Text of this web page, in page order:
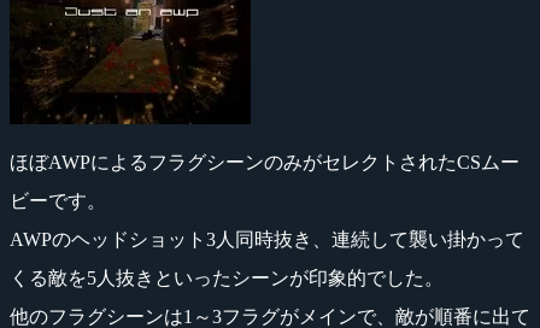
ほぼAWPによるフラグシーンのみがセレクトされたCSムー
ビーです。
AWPのヘッドショット3人同時抜き、連続して襲い掛かって
くる敵を5人抜きといったシーンが印象的でした。
他のフラグシーンは1～3フラグがメインで、敵が順番に出て